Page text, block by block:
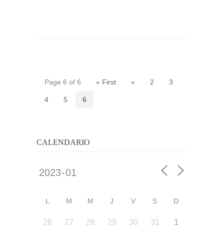
Page 6 of 6 « First « 2 3
4 5 6
CALENDARIO
L M M J V S D
26 27 28 29 30 31 1